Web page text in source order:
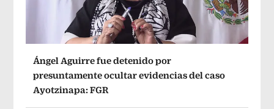
Ángel Aguirre fue detenido por
presuntamente ocultar evidencias del caso
Ayotzinapa: FGR